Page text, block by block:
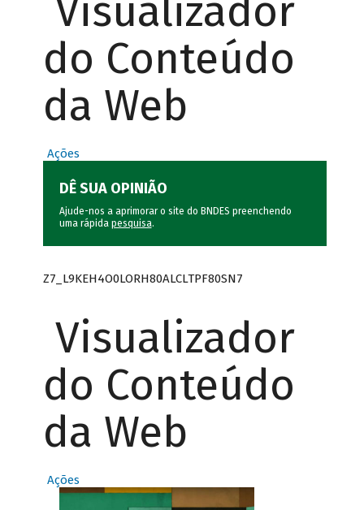
Visualizador
do Conteúdo
da Web
Ações
DÊ SUA OPINIÃO
Ajude-nos a aprimorar o site do BNDES preenchendo
uma rápida pesquisa.
Z7_L9KEH4O0LORH80ALCLTPF80SN7
Visualizador
do Conteúdo
da Web
Ações